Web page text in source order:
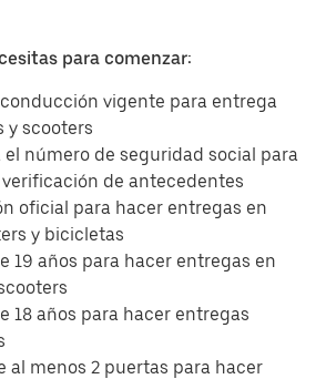
para comenzar:
vigente para entrega
y scooters
el número de seguridad social para
de antecedentes
oficial para hacer entregas en
y bicicletas
19 años para hacer entregas en
18 años para hacer entregas
al menos 2 puertas para hacer